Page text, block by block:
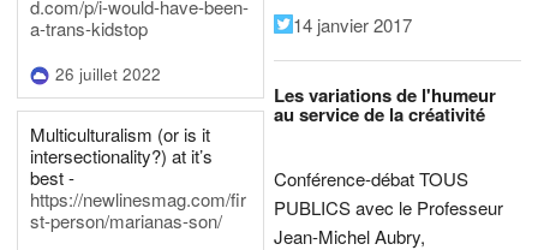
d.com/p/i-would-have-been-
a-trans-kidstop
26 juillet 2022
Multiculturalism (or is it
intersectionality?) at it’s
best -
https://newlinesmag.com/fir
st-person/marianas-son/
14 janvier 2017
Les variations de l'humeur
au service de la créativité
Conférence-débat TOUS
PUBLICS avec le Professeur
Jean-Michel Aubry,